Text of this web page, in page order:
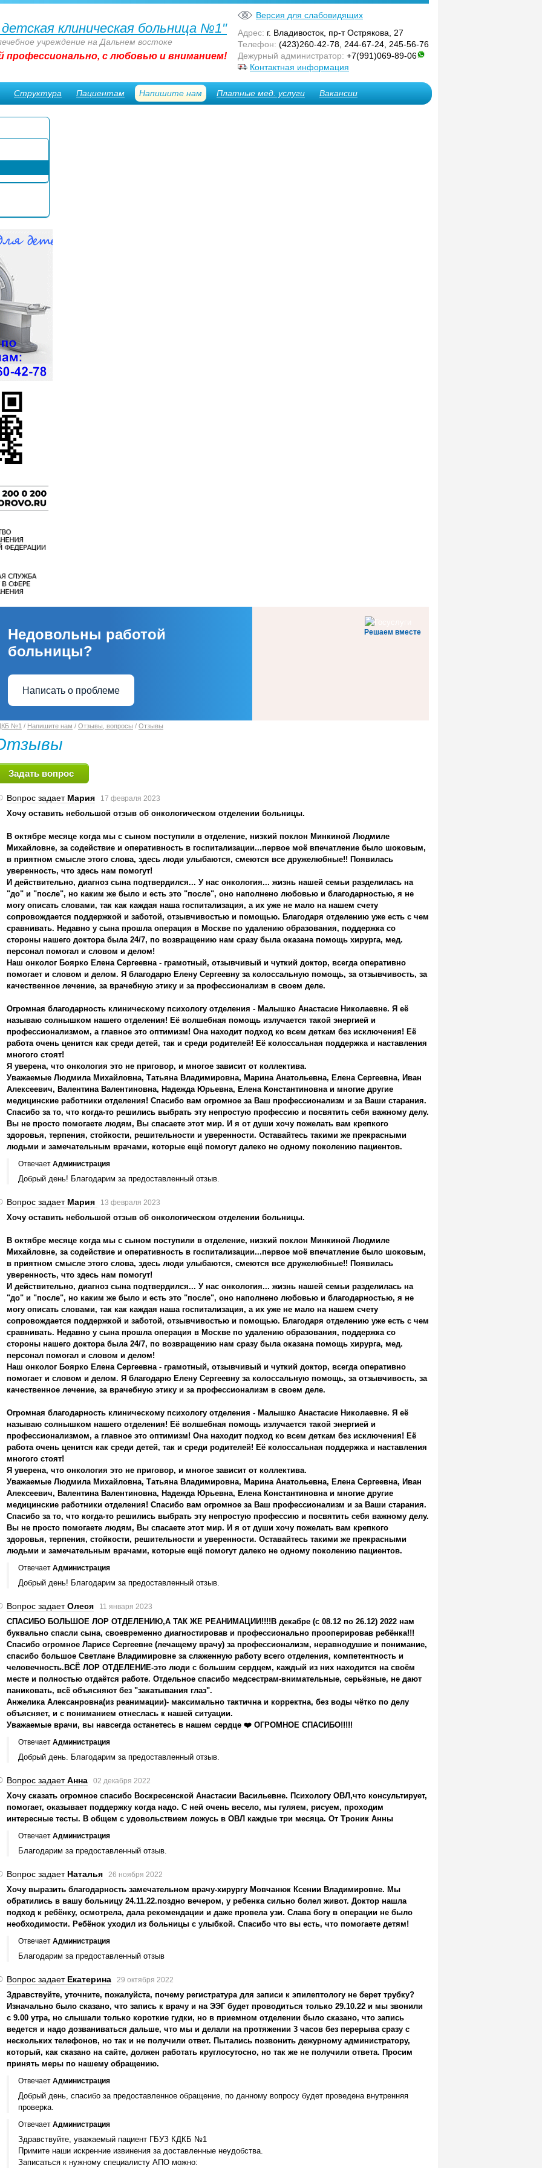
клиническая больница №1"
учреждение на Дальнем востоке
профессионально, с любовью и вниманием!
Версия для слабовидящих
Адрес: г. Владивосток, пр-т Острякова, 27
Телефон: (423)260-42-78, 244-67-24, 245-56-76
Дежурный администратор: +7(991)069-89-06
Контактная информация
Структура Пациентам Напишите нам Платные мед. услуги Вакансии
Решаем вместе
Недовольны работой
больницы?
Написать о проблеме
№1 / Напишите нам / Отзывы, вопросы / Отзывы
Задать вопрос
Вопрос задает Мария 17 февраля 2023
Хочу оставить небольшой отзыв об онкологическом отделении больницы.
В октябре месяце когда мы с сыном поступили в отделение, низкий поклон Минкиной Людмиле
Михайловне, за содействие и оперативность в госпитализации...первое моё впечатление было шоковым,
в приятном смысле этого слова, здесь люди улыбаются, смеются все дружелюбные!! Появилась
уверенность, что здесь нам помогут!
И действительно, диагноз сына подтвердился... У нас онкология... жизнь нашей семьи разделилась на
"до" и "после", но каким же было и есть это "после", оно наполнено любовью и благодарностью, я не
могу описать словами, так как каждая наша госпитализация, а их уже не мало на нашем счету
сопровождается поддержкой и заботой, отзывчивостью и помощью. Благодаря отделению уже есть с чем
сравнивать. Недавно у сына прошла операция в Москве по удалению образования, поддержка со
стороны нашего доктора была 24/7, по возвращению нам сразу была оказана помощь хирурга, мед.
персонал помогал и словом и делом!
Наш онколог Боярко Елена Сергеевна - грамотный, отзывчивый и чуткий доктор, всегда оперативно
помогает и словом и делом. Я благодарю Елену Сергеевну за колоссальную помощь, за отзывчивость, за
качественное лечение, за врачебную этику и за профессионализм в своем деле.
Огромная благодарность клиническому психологу отделения - Малышко Анастасие Николаевне. Я её
называю солнышком нашего отделения! Её волшебная помощь излучается такой энергией и
профессионализмом, а главное это оптимизм! Она находит подход ко всем деткам без исключения! Её
работа очень ценится как среди детей, так и среди родителей! Её колоссальная поддержка и наставления
многого стоят!
Я уверена, что онкология это не приговор, и многое зависит от коллектива.
Уважаемые Людмила Михайловна, Татьяна Владимировна, Марина Анатольевна, Елена Сергеевна, Иван
Алексеевич, Валентина Валентиновна, Надежда Юрьевна, Елена Константиновна и многие другие
медицинские работники отделения! Спасибо вам огромное за Ваш профессионализм и за Ваши старания.
Спасибо за то, что когда-то решились выбрать эту непростую профессию и посвятить себя важному делу.
Вы не просто помогаете людям, Вы спасаете этот мир. И я от души хочу пожелать вам крепкого
здоровья, терпения, стойкости, решительности и уверенности. Оставайтесь такими же прекрасными
людьми и замечательным врачами, которые ещё помогут далеко не одному поколению пациентов.
Отвечает Администрация
Добрый день! Благодарим за предоставленный отзыв.
Вопрос задает Мария 13 февраля 2023
Хочу оставить небольшой отзыв об онкологическом отделении больницы.
В октябре месяце когда мы с сыном поступили в отделение, низкий поклон Минкиной Людмиле
Михайловне, за содействие и оперативность в госпитализации...первое моё впечатление было шоковым,
в приятном смысле этого слова, здесь люди улыбаются, смеются все дружелюбные!! Появилась
уверенность, что здесь нам помогут!
И действительно, диагноз сына подтвердился... У нас онкология... жизнь нашей семьи разделилась на
"до" и "после", но каким же было и есть это "после", оно наполнено любовью и благодарностью, я не
могу описать словами, так как каждая наша госпитализация, а их уже не мало на нашем счету
сопровождается поддержкой и заботой, отзывчивостью и помощью. Благодаря отделению уже есть с чем
сравнивать. Недавно у сына прошла операция в Москве по удалению образования, поддержка со
стороны нашего доктора была 24/7, по возвращению нам сразу была оказана помощь хирурга, мед.
персонал помогал и словом и делом!
Наш онколог Боярко Елена Сергеевна - грамотный, отзывчивый и чуткий доктор, всегда оперативно
помогает и словом и делом. Я благодарю Елену Сергеевну за колоссальную помощь, за отзывчивость, за
качественное лечение, за врачебную этику и за профессионализм в своем деле.
Огромная благодарность клиническому психологу отделения - Малышко Анастасие Николаевне. Я её
называю солнышком нашего отделения! Её волшебная помощь излучается такой энергией и
профессионализмом, а главное это оптимизм! Она находит подход ко всем деткам без исключения! Её
работа очень ценится как среди детей, так и среди родителей! Её колоссальная поддержка и наставления
многого стоят!
Я уверена, что онкология это не приговор, и многое зависит от коллектива.
Уважаемые Людмила Михайловна, Татьяна Владимировна, Марина Анатольевна, Елена Сергеевна, Иван
Алексеевич, Валентина Валентиновна, Надежда Юрьевна, Елена Константиновна и многие другие
медицинские работники отделения! Спасибо вам огромное за Ваш профессионализм и за Ваши старания.
Спасибо за то, что когда-то решились выбрать эту непростую профессию и посвятить себя важному делу.
Вы не просто помогаете людям, Вы спасаете этот мир. И я от души хочу пожелать вам крепкого
здоровья, терпения, стойкости, решительности и уверенности. Оставайтесь такими же прекрасными
людьми и замечательным врачами, которые ещё помогут далеко не одному поколению пациентов.
Отвечает Администрация
Добрый день! Благодарим за предоставленный отзыв.
Вопрос задаетОлеся 11 января 2023
СПАСИБО БОЛЬШОЕ ЛОР ОТДЕЛЕНИЮ,А ТАК ЖЕ РЕАНИМАЦИИ!!!!В декабре (с 08.12 по 26.12) 2022 нам
буквально спасли сына, своевременно диагностировав и профессионально прооперировав ребёнка!!!
Спасибо огромное Ларисе Сергеевне (лечащему врачу) за профессионализм, неравнодушие и понимание,
спасибо большое Светлане Владимировне за слаженную работу всего отделения, компетентность и
человечность.ВСЁ ЛОР ОТДЕЛЕНИЕ-это люди с большим сердцем, каждый из них находится на своём
месте и полностью отдаётся работе. Отдельное спасибо медсестрам-внимательные, серьёзные, не дают
паниковать, всё объясняют без "закатывания глаз".
Анжелика Алексанровна(из реанимации)- максимально тактична и корректна, без воды чётко по делу
объясняет, и с пониманием отнеслась к нашей ситуации.
Уважаемые врачи, вы навсегда останетесь в нашем сердце ❤️ ОГРОМНОЕ СПАСИБО!!!!!
Отвечает Администрация
Добрый день. Благодарим за предоставленный отзыв.
Вопрос задаетАнна 02 декабря 2022
Хочу сказать огромное спасибо Воскресенской Анастасии Васильевне. Психологу ОВЛ,что консультирует,
помогает, оказывает поддержку когда надо. С ней очень весело, мы гуляем, рисуем, проходим
интересные тесты. В общем с удовольствием ложусь в ОВЛ каждые три месяца. От Троник Анны
Отвечает Администрация
Благодарим за предоставленный отзыв.
Вопрос задает Наталья 26 ноября 2022
Хочу выразить благодарность замечательном врачу-хирургу Мовчанюк Ксении Владимировне. Мы
обратились в вашу больницу 24.11.22.поздно вечером, у ребенка сильно болел живот. Доктор нашла
подход к ребёнку, осмотрела, дала рекомендации и даже провела узи. Слава богу в операции не было
необходимости. Ребёнок уходил из больницы с улыбкой. Спасибо что вы есть, что помогаете детям!
Отвечает Администрация
Благодарим за предоставленный отзыв
Вопрос задает Екатерина 29 октября 2022
Здравствуйте, уточните, пожалуйста, почему регистратура для записи к эпилептологу не берет трубку?
Изначально было сказано, что запись к врачу и на ЭЭГ будет проводиться только 29.10.22 и мы звонили
с 9.00 утра, но слышали только короткие гудки, но в приемном отделении было сказано, что запись
ведется и надо дозваниваться дальше, что мы и делали на протяжении 3 часов без перерыва сразу с
нескольких телефонов, но так и не получили ответ. Пытались позвонить дежурному администратору,
который, как сказано на сайте, должен работать круглосутосно, но так же не получили ответа. Просим
принять меры по нашему обращению.
Отвечает Администрация
Добрый день, спасибо за предоставленное обращение, по данному вопросу будет проведена внутренняя
проверка.
Отвечает Администрация
Здравствуйте, уважаемый пациент ГБУЗ КДКБ №1
Примите наши искренние извинения за доставленные неудобства.
Записаться к нужному специалисту АПО можно: